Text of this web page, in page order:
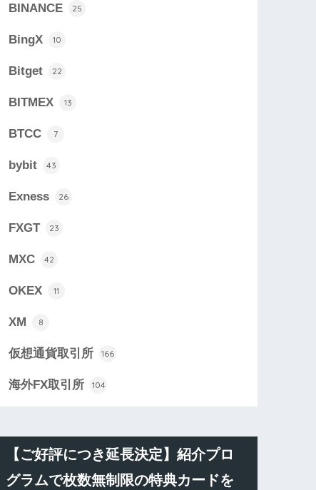
BINANCE 25
BingX 10
Bitget 22
BITMEX 13
BTCC 7
bybit 43
Exness 26
FXGT 23
MXC 42
OKEX 11
XM 8
仮想通貨取引所 166
海外FX取引所 104
【ご好評につき延長決定】紹介プロ
グラムで枚数無制限の特典カードを